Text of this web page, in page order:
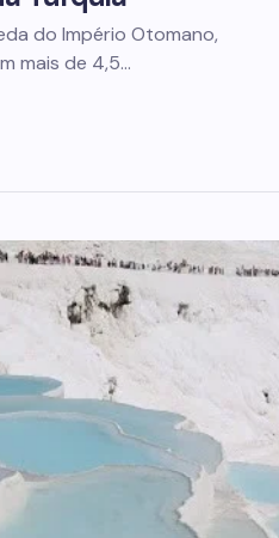
do Império Otomano,
mais de 4,5…